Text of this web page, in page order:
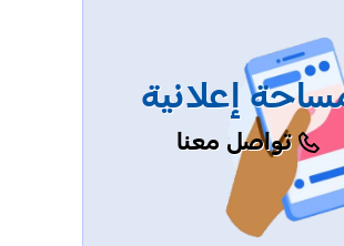
إعلانية
تواصل معنا